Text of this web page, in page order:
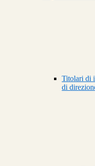
Titolari di
di